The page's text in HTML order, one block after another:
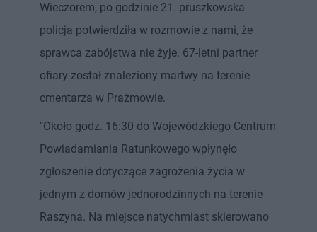
Wieczorem, po godzinie 21. pruszkowska
policja potwierdziła w rozmowie z nami, że
sprawca zabójstwa nie żyje. 67-letni partner
ofiary został znaleziony martwy na terenie
cmentarza w Prażmowie.
"Około godz. 16:30 do Wojewódzkiego Centrum
Powiadamiania Ratunkowego wpłynęło
zgłoszenie dotyczące zagrożenia życia w
jednym z domów jednorodzinnych na terenie
Raszyna. Na miejsce natychmiast skierowano